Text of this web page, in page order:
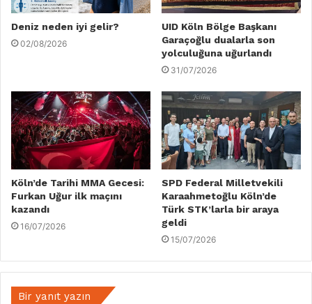
Deniz neden iyi gelir?
02/08/2026
UID Köln Bölge Başkanı
Garaçoğlu dualarla son
yolculuğuna uğurlandı
31/07/2026
Köln’de Tarihi MMA Gecesi:
Furkan Uğur ilk maçını
kazandı
16/07/2026
SPD Federal Milletvekili
Karaahmetoğlu Köln’de
Türk STK’larla bir araya
geldi
15/07/2026
Bir yanıt yazın